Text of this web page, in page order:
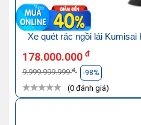
Xe quét rác ngồi lái Kumisai
178.000.000 đ
9.999.999.999đ -98%
(0 đánh giá)